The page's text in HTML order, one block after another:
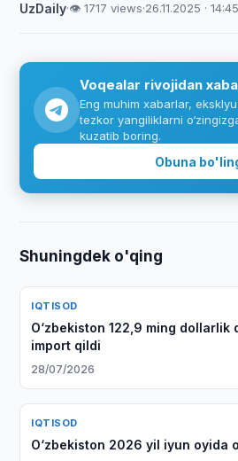
UzDaily·👁 1717 views·26.11.2025 · 14:45
Voqealar rivojidan
Eng muhim xabarlar,
tezkor yangiliklarni
kuzatib boring.
Obuna
Shuningdek o'qing
IQTISOD
O‘zbekiston 122,9 ming dollarlik
import qildi
28/07/2026
IQTISOD
O‘zbekiston 2026 yil iyun oyida